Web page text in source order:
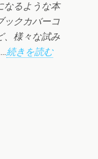
なるような本
ックカバーコ
、様々な試み
続きを読む